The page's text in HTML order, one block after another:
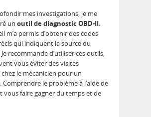
mes investigations, je me
un outil de diagnostic OBD-II.
m’a permis d’obtenir des codes
qui indiquent la source du
recommande d’utiliser ces outils,
vous éviter des visites
le mécanicien pour un
Comprendre le problème à l’aide de
vous faire gagner du temps et de